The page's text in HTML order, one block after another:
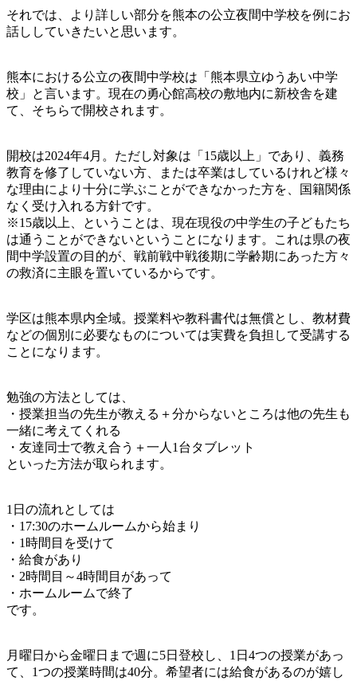
それでは、より詳しい部分を熊本の公立夜間中学校を例にお
話ししていきたいと思います。
熊本における公立の夜間中学校は「熊本県立ゆうあい中学
校」と言います。現在の勇心館高校の敷地内に新校舎を建
て、そちらで開校されます。
開校は2024年4月。ただし対象は「15歳以上」であり、義務
教育を修了していない方、または卒業はしているけれど様々
な理由により十分に学ぶことができなかった方を、国籍関係
なく受け入れる方針です。
※15歳以上、ということは、現在現役の中学生の子どもたち
は通うことができないということになります。これは県の夜
間中学設置の目的が、戦前戦中戦後期に学齢期にあった方々
の救済に主眼を置いているからです。
学区は熊本県内全域。授業料や教科書代は無償とし、教材費
などの個別に必要なものについては実費を負担して受講する
ことになります。
勉強の方法としては、
・授業担当の先生が教える＋分からないところは他の先生も
一緒に考えてくれる
・友達同士で教え合う＋一人1台タブレット
といった方法が取られます。
1日の流れとしては
・17:30のホームルームから始まり
・1時間目を受けて
・給食があり
・2時間目～4時間目があって
・ホームルームで終了
です。
月曜日から金曜日まで週に5日登校し、1日4つの授業があっ
て、1つの授業時間は40分。希望者には給食があるのが嬉し